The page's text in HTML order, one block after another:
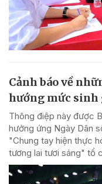
Cảnh báo về
hướng mức sinh
Thông điệp này được
hưởng ứng Ngày Dân
"Chung tay hiện thực
tương lai tươi sáng" tổ